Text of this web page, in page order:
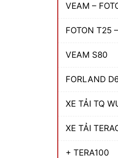
VEAM –
FOTON T25
VEAM S80
FORLAND
XE TẢI TQ
XE TẢI
+ TERA100